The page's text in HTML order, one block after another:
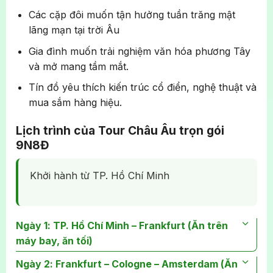
Các cặp đôi muốn tận hưởng tuần trăng mật
lãng mạn tại trời Âu
Gia đình muốn trải nghiệm văn hóa phương Tây
và mở mang tầm mắt.
Tín đồ yêu thích kiến trúc cổ điển, nghệ thuật và
mua sắm hàng hiệu.
Lịch trình của Tour Châu Âu trọn gói
9N8Đ
Khởi hành từ TP. Hồ Chí Minh
Ngày 1: TP. Hồ Chí Minh – Frankfurt (Ăn trên
máy bay, ăn tối)
Buổi sáng, Quý khách tập trung tại sân bay Tân
Ngày 2: Frankfurt – Cologne – Amsterdam (Ăn